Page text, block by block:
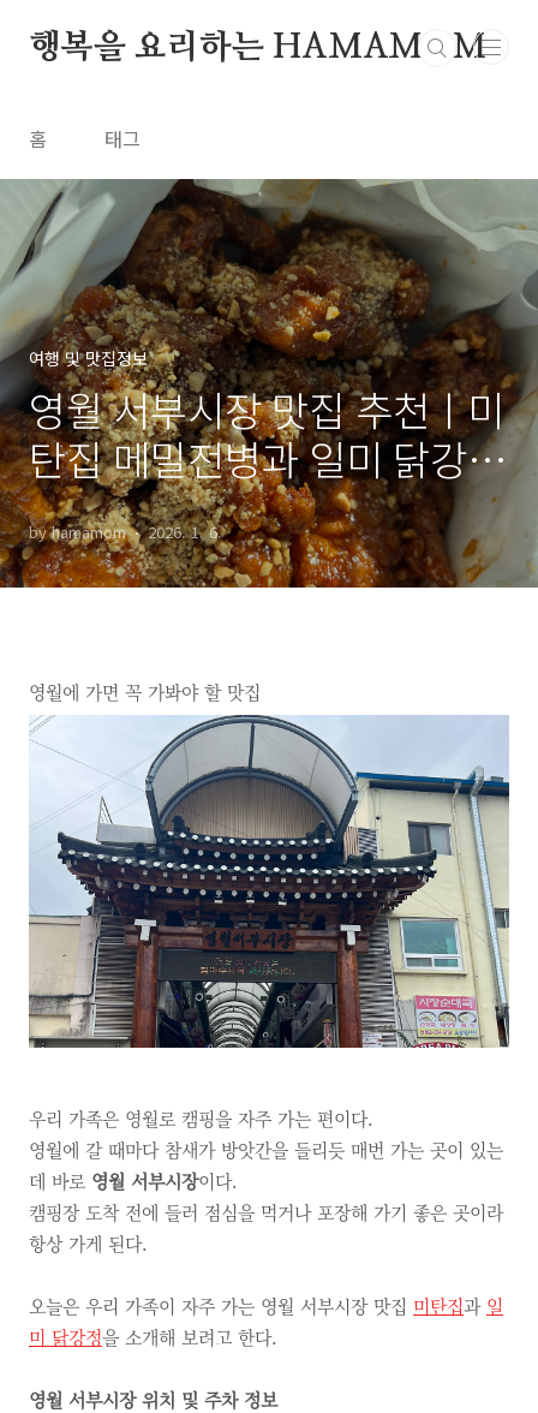
행복을 요리하는 HAMAMOM
홈 태그
여행 및 맛집정보
영월 서부시장 맛집 추천ㅣ미
탄집 메밀전병과 일미 닭강정
후기
by hamamom 2026. 1. 6.
영월에 가면 꼭 가봐야 할 맛집
우리 가족은 영월로 캠핑을 자주 가는 편이다.
영월에 갈 때마다 참새가 방앗간을 들리듯 매번 가는 곳이 있는
데 바로 영월 서부시장이다.
캠핑장 도착 전에 들러 점심을 먹거나 포장해 가기 좋은 곳이라
항상 가게 된다.
오늘은 우리 가족이 자주 가는 영월 서부시장 맛집 미탄집과 일
미 닭강정을 소개해 보려고 한다.
영월 서부시장 위치 및 주차 정보